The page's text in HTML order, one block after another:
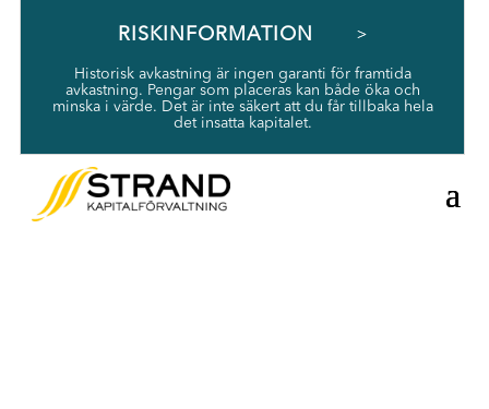
RISKINFORMATION
Historisk avkastning är ingen garanti för framtida
avkastning. Pengar som placeras kan både öka och
minska i värde. Det är inte säkert att du får tillbaka hela
det insatta kapitalet.